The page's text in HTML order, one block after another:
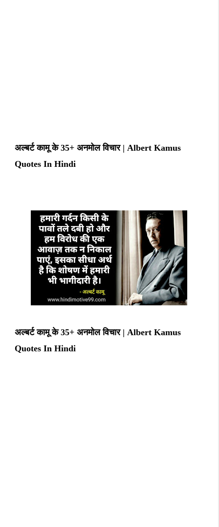
अल्बर्ट कामू के 35+ अनमोल विचार | Albert Kamus
Quotes In Hindi
अल्बर्ट कामू के 35+ अनमोल विचार | Albert Kamus
Quotes In Hindi